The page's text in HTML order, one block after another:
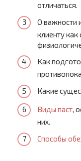
отличаться.
О важности
клиенту как
Как
Какие
Виды паст,
них.
Способы